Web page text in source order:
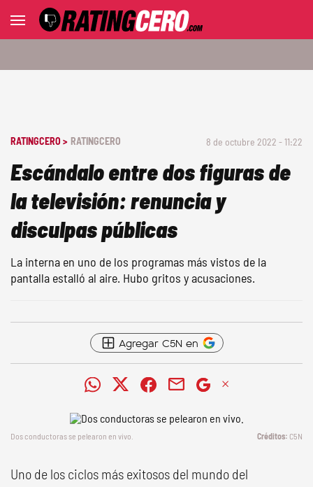
RATINGCERO > RATINGCERO 8 de octubre 2022 - 11:22
Escándalo entre dos figuras de
la televisión: renuncia y
disculpas públicas
La interna en uno de los programas más vistos de la
pantalla estalló al aire. Hubo gritos y acusaciones.
Agregar C5N en
Dos conductoras se pelearon en vivo. C5N
Uno de los ciclos más exitosos del mundo del